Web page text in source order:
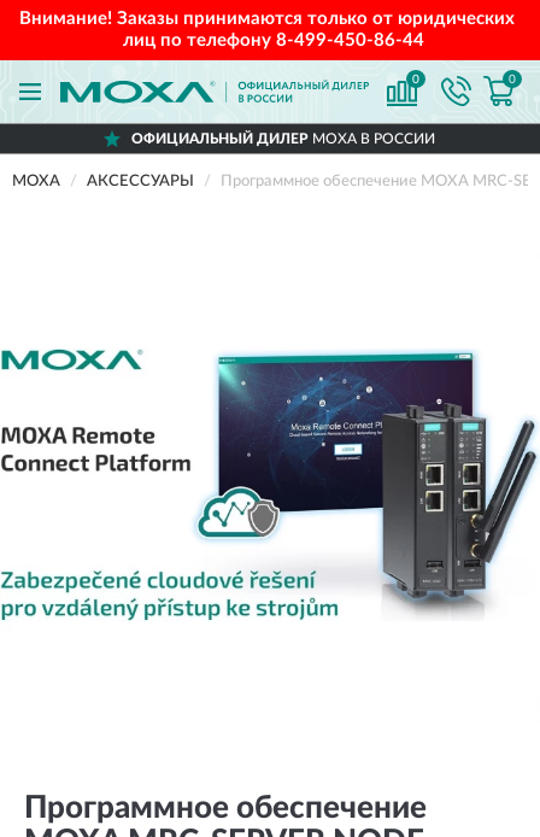
Внимание! Заказы принимаются только от юридических
лиц по телефону 8-499-450-86-44
0 0
ОФИЦИАЛЬНЫЙ ДИЛЕРMOXA В РОССИИ
MOXA АКСЕССУАРЫ Программное обеспечение MOXA MRC-
Программное обеспечение